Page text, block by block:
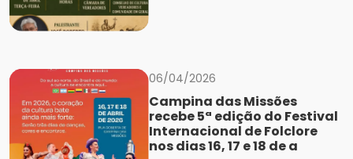
06/04/2026
Campina das Missões
recebe 5ª edição do Festival
Internacional de Folclore
nos dias 16, 17 e 18 de a